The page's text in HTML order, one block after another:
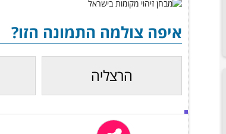
איפה צולמה התמונה הזו?
הרצליה